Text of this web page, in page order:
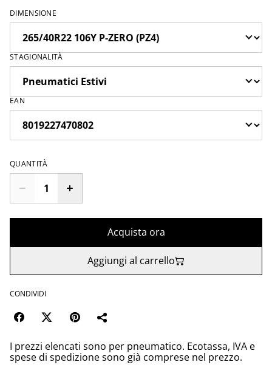
DIMENSIONE
STAGIONALITÀ
EAN
QUANTITÀ
Acquista ora
Aggiungi al carrello
CONDIVIDI
I prezzi elencati sono per pneumatico. Ecotassa, IVA e
spese di spedizione sono già comprese nel prezzo.